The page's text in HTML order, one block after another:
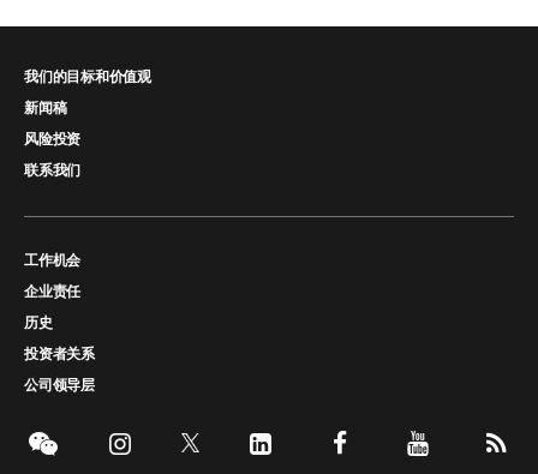
我们的目标和价值观
新闻稿
风险投资
联系我们
工作机会
企业责任
历史
投资者关系
公司领导层